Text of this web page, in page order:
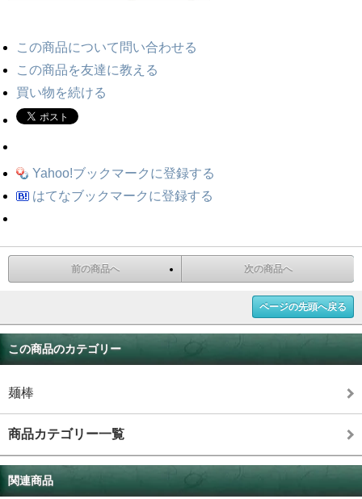
この商品について問い合わせる
この商品を友達に教える
買い物を続ける
Yahoo!ブックマークに登録する
はてなブックマークに登録する
前の商品へ 次の商品へ
ページの先頭へ戻る
この商品のカテゴリー
麺棒
商品カテゴリー一覧
関連商品